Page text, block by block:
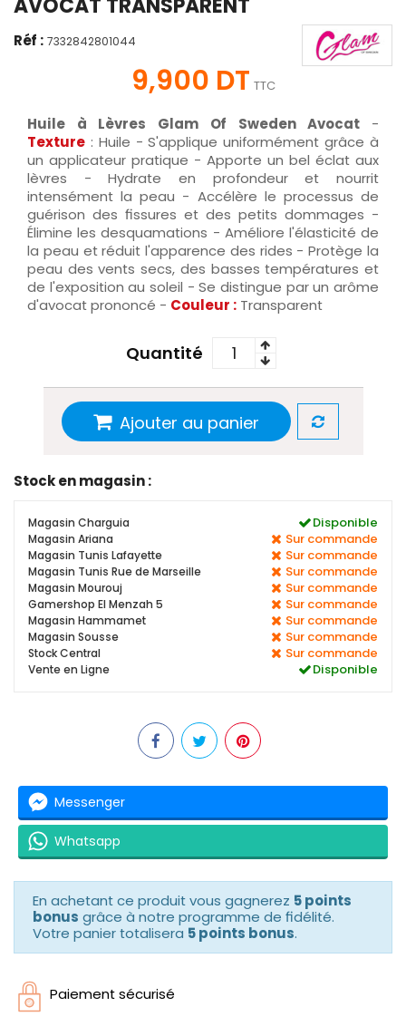
AVOCAT TRANSPARENT
Réf : 7332842801044
9,900 DT TTC
Huile à Lèvres Glam Of Sweden Avocat -
Texture : Huile - S'applique uniformément grâce à
un applicateur pratique - Apporte un bel éclat aux
lèvres - Hydrate en profondeur et nourrit
intensément la peau - Accélère le processus de
guérison des fissures et des petits dommages -
Élimine les desquamations - Améliore l'élasticité de
la peau et réduit l'apparence des rides - Protège la
peau des vents secs, des basses températures et
de l'exposition au soleil - Se distingue par un arôme
d'avocat prononcé - Couleur : Transparent
Quantité
Ajouter au panier
Stock en magasin :
Magasin Charguia Disponible
Magasin Ariana Sur commande
Magasin Tunis Lafayette Sur commande
Magasin Tunis Rue de Marseille Sur commande
Magasin Mourouj Sur commande
Gamershop El Menzah 5 Sur commande
Magasin Hammamet Sur commande
Magasin Sousse Sur commande
Stock Central Sur commande
Vente en Ligne Disponible
Messenger
Whatsapp
En achetant ce produit vous gagnerez 5 points
bonus grâce à notre programme de fidélité.
Votre panier totalisera 5 points bonus.
Paiement sécurisé